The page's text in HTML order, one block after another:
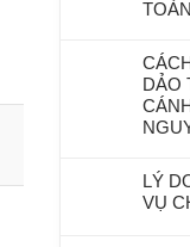
DẢO
LÝ
VỤ